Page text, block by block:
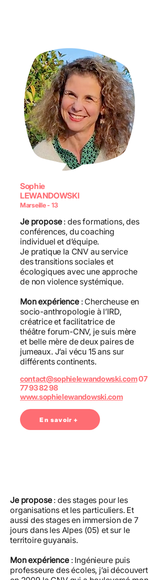
Je propose: des formations, des
conférences, du coaching
individuel et d’équipe.
Je pratique la CNV au service
des transitions sociales et
écologiques avec une approche
de non violence systémique.
Mon expérience: Chercheuse en
socio-anthropologie à l’IRD,
créatrice et facilitatrice de
théâtre forum-CNV, je suis mère
et belle mère de deux paires de
jumeaux. J’ai vécu 15 ans sur
différents continents.
En savoir +
contact@sophielewandowski.com07
77 93 82 98
www.sophielewandowski.com
Sophie
LEWANDOWSKI
Marseille - 13
Je propose: des stages pour les
organisations et les particuliers. Et
aussi des stages en immersion de 7
jours dans les Alpes (05) et sur le
territoire guyanais.
Mon expérience: Ingénieure puis
professeure des écoles, j’ai découvert